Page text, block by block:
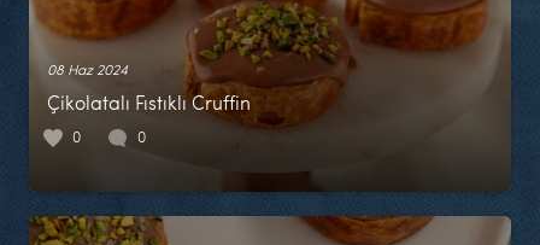
08 Haz 2024
Çikolatalı Fıstıklı Cruffin
0 0